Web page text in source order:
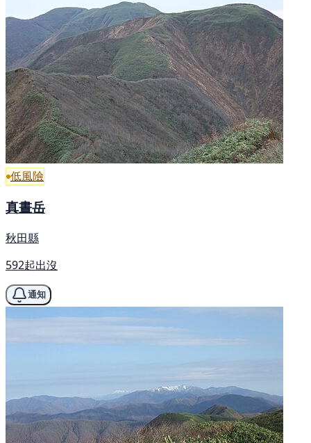
低風險
真晝岳
秋田縣
592起出沒
通知